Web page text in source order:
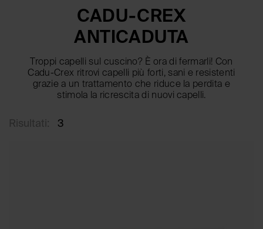
CADU-CREX
ANTICADUTA
Troppi capelli sul cuscino? È ora di fermarli! Con
Cadu-Crex ritrovi capelli più forti, sani e resistenti
grazie a un trattamento che riduce la perdita e
stimola la ricrescita di nuovi capelli.
Risultati: 3